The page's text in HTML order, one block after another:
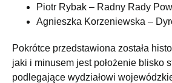
Piotr Rybak – Radny Rady
Agnieszka Korzeniewska –
Pokrótce przedstawiona została
jaki i minusem jest położenie blisko
podlegające wydziałowi